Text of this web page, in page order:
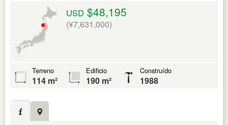
USD $48,195
(¥7,631,000)
Terreno
114 m²
Edificio
190 m²
Construído
1988